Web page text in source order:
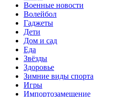
Военные новости
Волейбол
Гаджеты
Дети
Дом и сад
Еда
Звёзды
Здоровье
Зимние виды спорта
Игры
Импортозамещение